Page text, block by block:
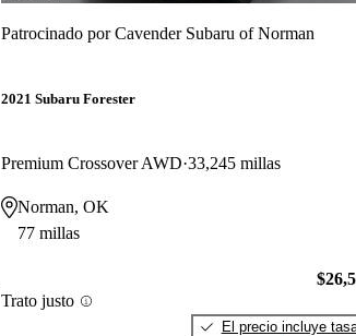
Patrocinado porCavender Subaru of Norman
2021 Subaru Forester
Premium Crossover AWD 33,245 millas
Norman, OK
77 millas
Trato justo
El precio incluye